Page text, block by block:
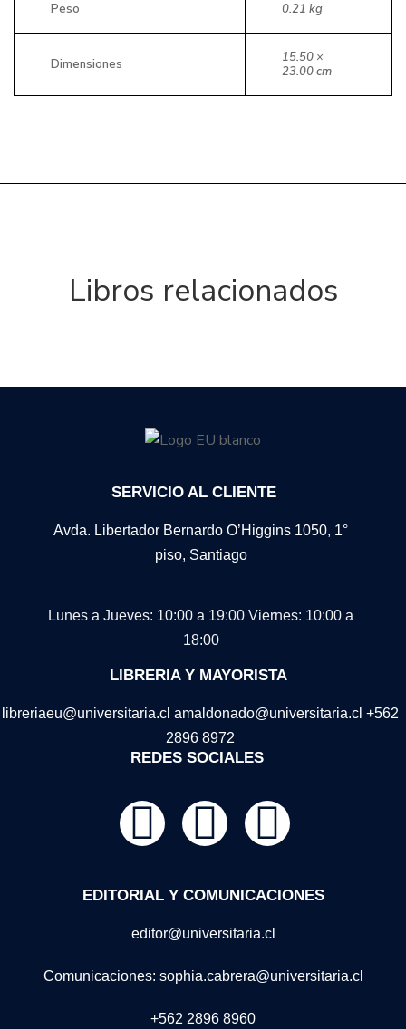
Peso 0.21 kg
Dimensiones
15.50 ×
23.00 cm
Libros relacionados
SERVICIO AL CLIENTE
Avda. Libertador Bernardo O’Higgins 1050, 1°
piso, Santiago
Lunes a Jueves: 10:00 a 19:00 Viernes: 10:00 a
18:00
LIBRERIA Y MAYORISTA
libreriaeu@universitaria.cl amaldonado@universitaria.cl +562
2896 8972
REDES SOCIALES
EDITORIAL Y COMUNICACIONES
editor@universitaria.cl
Comunicaciones: sophia.cabrera@universitaria.cl
+562 2896 8960